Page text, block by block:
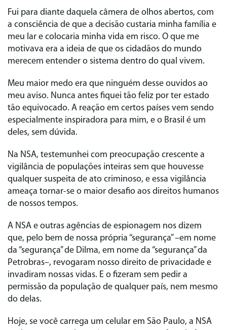
Fui para diante daquela câmera de olhos abertos, com
a consciência de que a decisão custaria minha família e
meu lar e colocaria minha vida em risco. O que me
motivava era a ideia de que os cidadãos do mundo
merecem entender o sistema dentro do qual vivem.
Meu maior medo era que ninguém desse ouvidos ao
meu aviso. Nunca antes fiquei tão feliz por ter estado
tão equivocado. A reação em certos países vem sendo
especialmente inspiradora para mim, e o Brasil é um
deles, sem dúvida.
Na NSA, testemunhei com preocupação crescente a
vigilância de populações inteiras sem que houvesse
qualquer suspeita de ato criminoso, e essa vigilância
ameaça tornar-se o maior desafio aos direitos humanos
de nossos tempos.
A NSA e outras agências de espionagem nos dizem
que, pelo bem de nossa própria “segurança” –em nome
da “segurança” de Dilma, em nome da “segurança” da
Petrobras–, revogaram nosso direito de privacidade e
invadiram nossas vidas. E o fizeram sem pedir a
permissão da população de qualquer país, nem mesmo
do delas.
Hoje, se você carrega um celular em São Paulo, a NSA